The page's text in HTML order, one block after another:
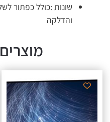
שונות :כולל כפתור לשליטה
והדלקה
מוצרים